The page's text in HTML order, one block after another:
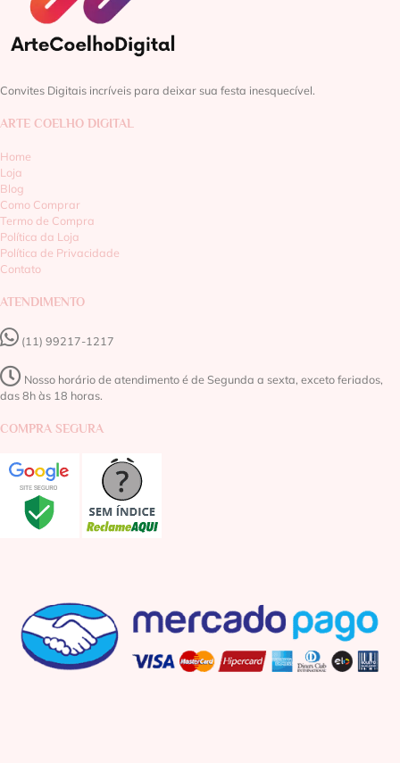
Convites Digitais incríveis para deixar sua festa inesquecível.
ARTE COELHO DIGITAL
Home
Loja
Blog
Como Comprar
Termo de Compra
Política da Loja
Política de Privacidade
Contato
ATENDIMENTO
(11) 99217-1217‬
Nosso horário de atendimento é de Segunda a sexta, exceto feriados,
das 8h às 18 horas.
COMPRA SEGURA